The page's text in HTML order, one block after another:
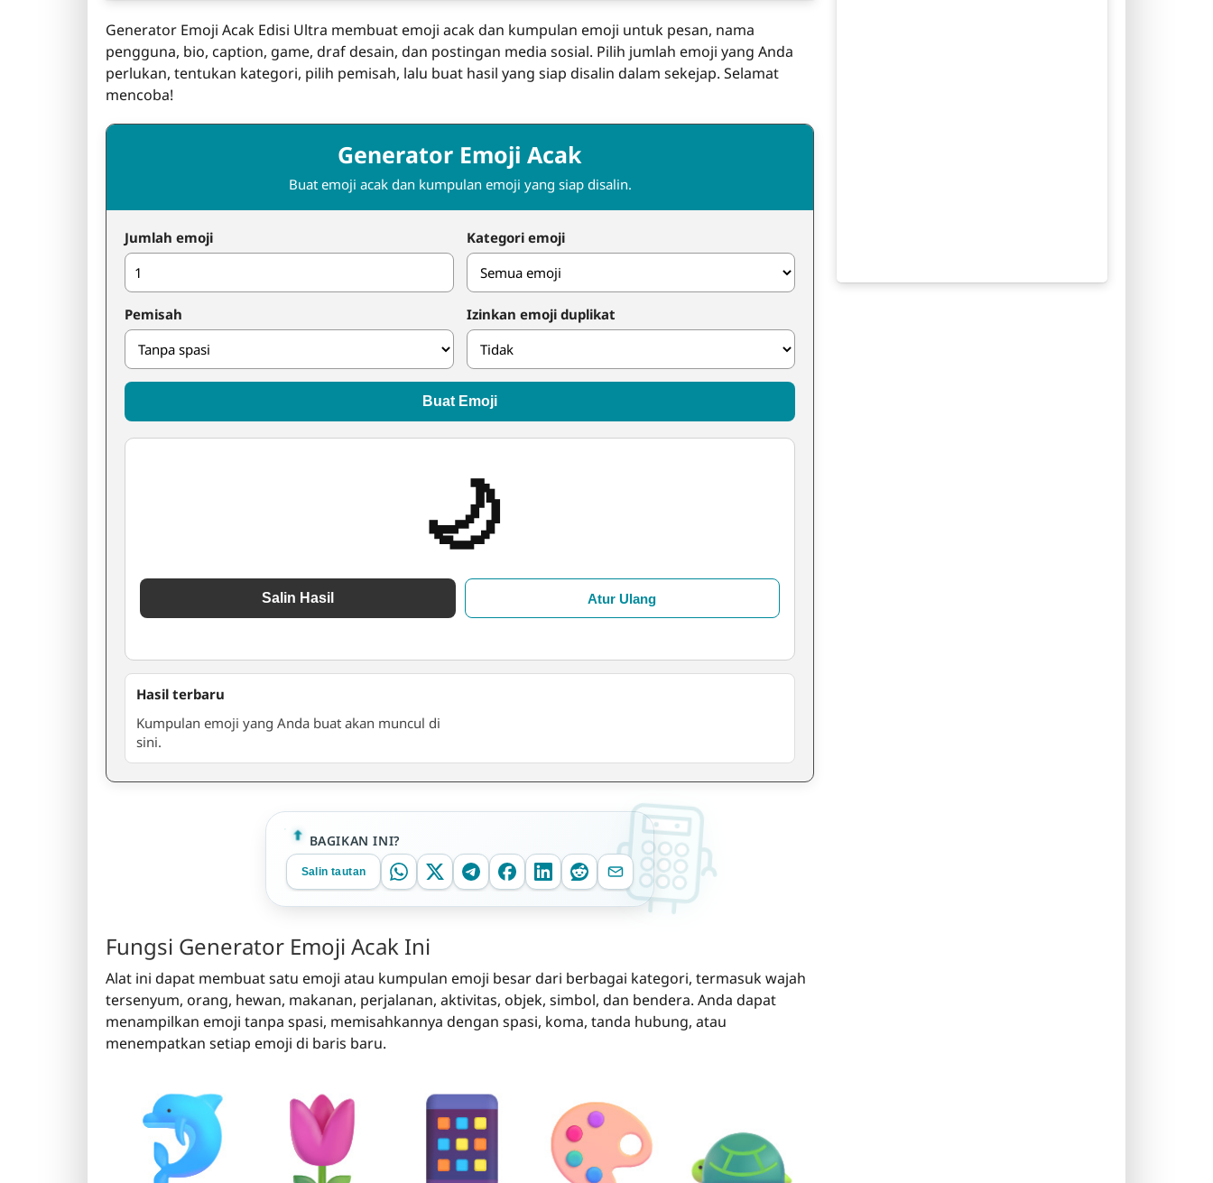
Generator Emoji Acak Edisi Ultra membuat emoji acak dan kumpulan emoji untuk pesan, nama
pengguna, bio, caption, game, draf desain, dan postingan media sosial. Pilih jumlah emoji yang Anda
perlukan, tentukan kategori, pilih pemisah, lalu buat hasil yang siap disalin dalam sekejap. Selamat
mencoba!
Generator Emoji Acak
Buat emoji acak dan kumpulan emoji yang siap disalin.
Jumlah emoji Kategori emoji
Pemisah Izinkan emoji duplikat
Buat Emoji
🌙
Salin Hasil Atur Ulang
Hasil terbaru
Kumpulan emoji yang Anda buat akan muncul di
sini.
BAGIKAN INI?
Salin tautan
Fungsi Generator Emoji Acak Ini
Alat ini dapat membuat satu emoji atau kumpulan emoji besar dari berbagai kategori, termasuk wajah
tersenyum, orang, hewan, makanan, perjalanan, aktivitas, objek, simbol, dan bendera. Anda dapat
menampilkan emoji tanpa spasi, memisahkannya dengan spasi, koma, tanda hubung, atau
menempatkan setiap emoji di baris baru.